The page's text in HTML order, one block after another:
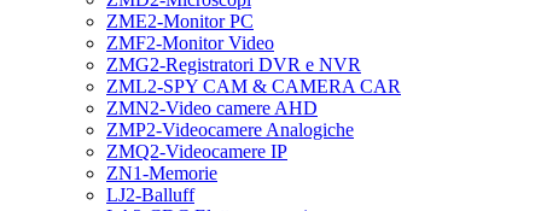
ZME2-Monitor PC
ZMF2-Monitor Video
ZMG2-Registratori DVR e NVR
ZML2-SPY CAM & CAMERA CAR
ZMN2-Video camere AHD
ZMP2-Videocamere Analogiche
ZMQ2-Videocamere IP
ZN1-Memorie
LJ2-Balluff